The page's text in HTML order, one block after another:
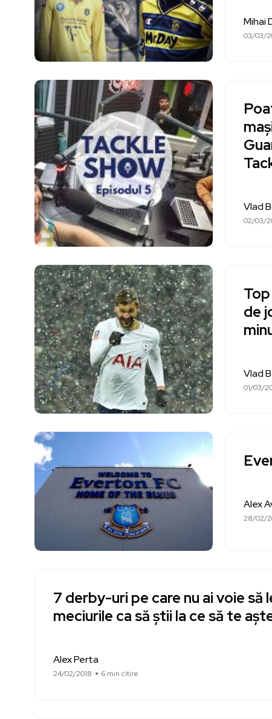
Mihai
03/03/
Vlad
02/03/
de
Vlad
01/03/
Alex
28/02/
7 derby-uri pe care nu ai voie să
meciurile ca să știi la ce să te
Alex Perta
24/02/2018 6 min citire